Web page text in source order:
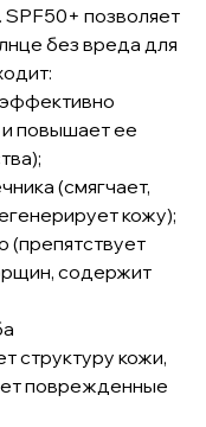
SPF50+ позволяет
без вреда для
повышает ее
(смягчает,
кожу);
(препятствует
содержит
структуру кожи,
поврежденные